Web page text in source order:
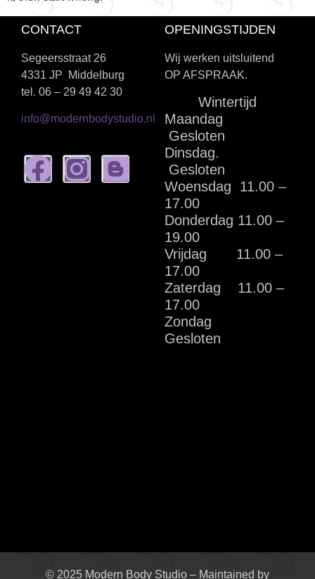
CONTACT
Segeersstraat 26
4331 JP Middelburg
tel. 06 – 29 49 42 30
info@modernbodystudio.nl
OPENINGSTIJDEN
Wij werken uitsluitend
OP AFSPRAAK.
Wintertijd
Maandag
Gesloten
Dinsdag.
Gesloten
Woensdag 11.00 –
17.00
Donderdag 11.00 –
19.00
Vrijdag 11.00 –
17.00
Zaterdag 11.00 –
17.00
Zondag
Gesloten
© 2025 Modern Body Studio – Maintained by